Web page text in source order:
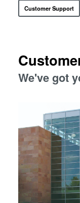
Customer Support
We've got